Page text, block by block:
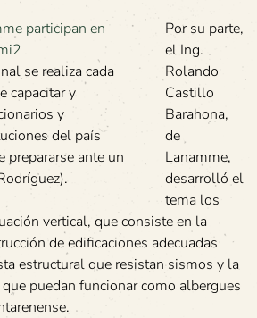
se realiza cada
capacitar y
y
del país
prepararse ante un
Por su parte,
el Ing.
Rolando
Castillo
Barahona,
de
Lanamme,
desarrolló el
tema los
vertical, que consiste en la
de edificaciones adecuadas
estructural que resistan sismos y la
puedan funcionar como albergues